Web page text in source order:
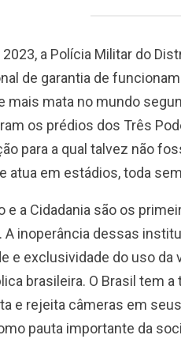
a Polícia Militar do
de garantia de
mais mata no mundo
os prédios dos Três
para a qual talvez não
atua em estádios, toda
e a Cidadania são os
A inoperância dessas
e exclusividade do uso
brasileira. O Brasil tem
e rejeita câmeras em
pauta importante da